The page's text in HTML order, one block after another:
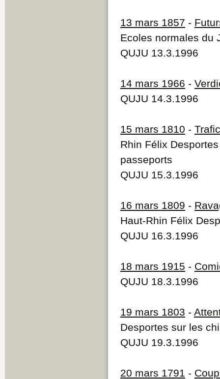
13 mars 1857 -
Ecoles normales du
QUJU 13.3.1996
14 mars 1966 -
QUJU 14.3.1996
15 mars 1810 -
Rhin Félix
passeports
QUJU 15.3.1996
16 mars 1809 -
Haut-Rhin Félix
QUJU 16.3.1996
18 mars 1915 -
QUJU 18.3.1996
19 mars 1803 -
Desportes sur les
QUJU 19.3.1996
20 mars 1791 -